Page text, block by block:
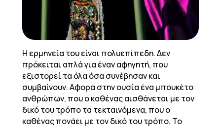
Η ερμηνεία του είναι πολυεπίπεδη. Δεν
πρόκειται απλά για έναν αφηγητή, που
εξιστορεί τα όλα όσα συνέβησαν και
συμβαίνουν. Αφορά στην ουσία ένα μπουκέτο
ανθρώπων, που ο καθένας αισθάνεται με τον
δικό του τρόπο τα τεκταινόμενα, που ο
καθένας πονάει με τον δικό του τρόπο. Το